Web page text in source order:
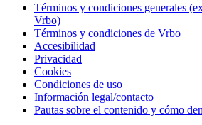
Términos y condiciones generales
Vrbo)
Términos y condiciones de Vrbo
Accesibilidad
Privacidad
Cookies
Condiciones de uso
Información legal/contacto
Pautas sobre el contenido y cómo